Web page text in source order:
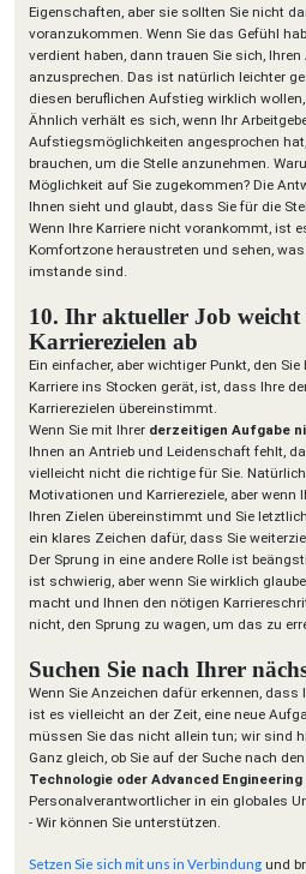
Eigenschaften, aber sie sollten Sie nicht
voranzukommen. Wenn Sie das Gefühl
verdient haben, dann trauen Sie sich,
anzusprechen. Das ist natürlich leichter
diesen beruflichen Aufstieg wirklich
Ähnlich verhält es sich, wenn Ihr
Aufstiegsmöglichkeiten angesprochen
brauchen, um die Stelle anzunehmen.
Möglichkeit auf Sie zugekommen? Die
Ihnen sieht und glaubt, dass Sie für die
Wenn Ihre Karriere nicht vorankommt, ist
Komfortzone heraustreten und sehen,
imstande sind.
10. Ihr aktueller Job
Karrierezielen ab
Ein einfacher, aber wichtiger Punkt, den
Karriere ins Stocken gerät, ist, dass Ihre
Karrierezielen übereinstimmt.
Wenn Sie mit Ihrer derzeitigen Aufgabe
Ihnen an Antrieb und Leidenschaft fehlt,
vielleicht nicht die richtige für Sie.
Motivationen und Karriereziele, aber wenn
Ihren Zielen übereinstimmt und Sie letztlich
ein klares Zeichen dafür, dass Sie
Der Sprung in eine andere Rolle ist
ist schwierig, aber wenn Sie wirklich
macht und Ihnen den nötigen
nicht, den Sprung zu wagen, um das zu
Suchen Sie nach Ihrer
Wenn Sie Anzeichen dafür erkennen, dass
ist es vielleicht an der Zeit, eine neue
müssen Sie das nicht allein tun; wir sind
Ganz gleich, ob Sie auf der Suche nach
Technologie oder Advanced Engineering
Personalverantwortlicher in ein globales
- Wir können Sie unterstützen.
Setzen Sie sich mit uns in Verbindung und